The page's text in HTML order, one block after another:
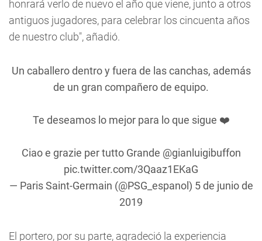
honrará verlo de nuevo el año que viene, junto a otros
antiguos jugadores, para celebrar los cincuenta años
de nuestro club", añadió.
Un caballero dentro y fuera de las canchas, además
de un gran compañero de equipo.
Te deseamos lo mejor para lo que sigue ❤️
Ciao e grazie per tutto Grande @gianluigibuffon
pic.twitter.com/3Qaaz1EKaG
— Paris Saint-Germain (@PSG_espanol) 5 de junio de
2019
El portero, por su parte, agradeció la experiencia